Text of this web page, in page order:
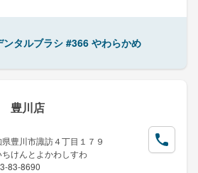
ンタルブラシ #366 やわらかめ
豊川店
豊川市諏訪４丁目１７９
ちけんとよかわしすわ
83-8690